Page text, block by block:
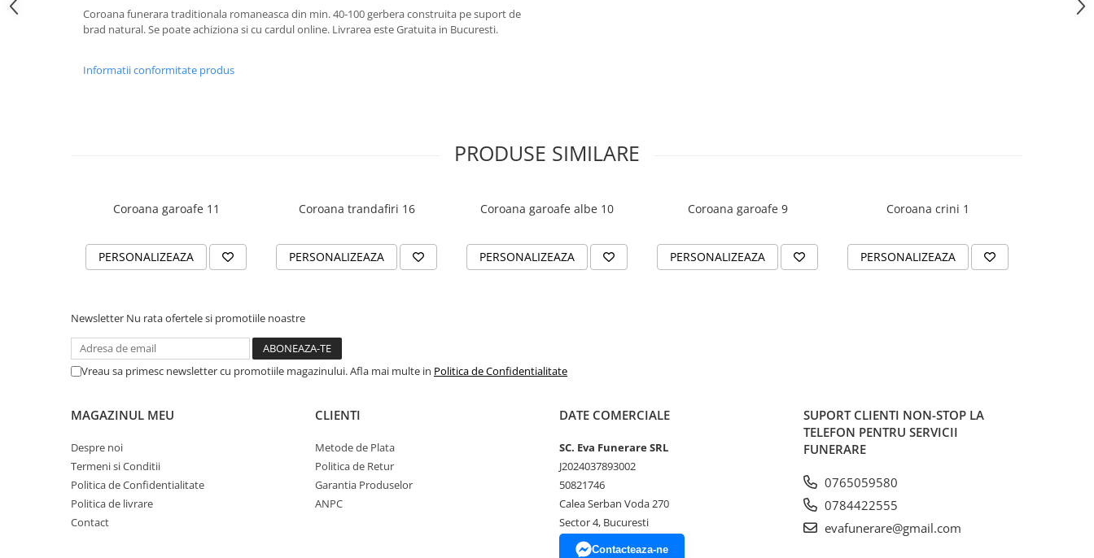
Litere din bronz
Crucifixe din bronz
Placa comemorativa QR
Coroana funerara traditionala romaneasca din min. 40-100 gerbera construita pe suport de
brad natural. Se poate achiziona si cu cardul online. Livrarea este Gratuita in Bucuresti.
Informatii conformitate produs
PRODUSE SIMILARE
Coroana garoafe 11
PERSONALIZEAZA
Coroana trandafiri 16
PERSONALIZEAZA
Coroana garoafe albe 10
PERSONALIZEAZA
Coroana garoafe 9
PERSONALIZEAZA
Coroana crini 1
PERSONALIZEAZA
Newsletter Nu rata ofertele si promotiile noastre
Vreau sa primesc newsletter cu promotiile magazinului. Afla mai multe in Politica de Confidentialitate
MAGAZINUL MEU
Despre noi
Termeni si Conditii
Politica de Confidentialitate
Politica de livrare
Contact
CLIENTI
Metode de Plata
Politica de Retur
Garantia Produselor
ANPC
DATE COMERCIALE
SC. Eva Funerare SRL
J2024037893002
50821746
Calea Serban Voda 270
Sector 4, Bucuresti
Contacteaza-ne
SUPORT CLIENTI NON-STOP LA
TELEFON PENTRU SERVICII
FUNERARE
0765059580
0784422555
evafunerare@gmail.com